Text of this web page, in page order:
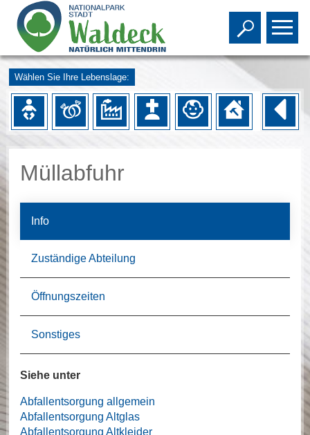
Toggle
Wählen Sie Ihre Lebenslage:
Müllabfuhr
Info
Zuständige Abteilung
Öffnungszeiten
Sonstiges
Siehe unter
Abfallentsorgung allgemein
Abfallentsorgung Altglas
Abfallentsorgung Altkleider